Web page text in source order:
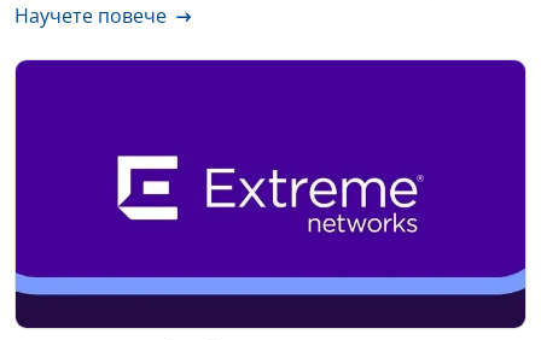
Научете повече